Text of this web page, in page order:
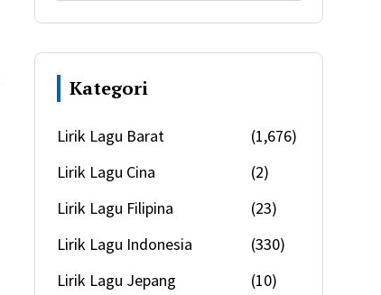
Kategori
Lirik Lagu Barat
(1,676)
Lirik Lagu Cina
(2)
Lirik Lagu Filipina
(23)
Lirik Lagu Indonesia
(330)
Lirik Lagu Jepang
(10)